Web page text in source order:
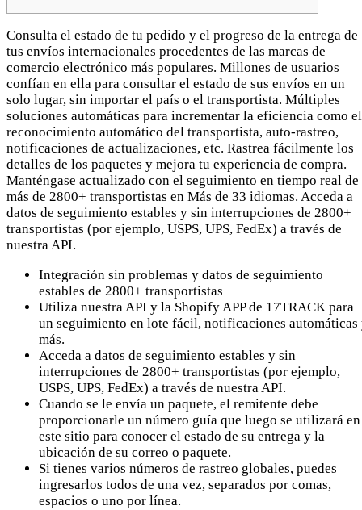
Consulta el estado de tu pedido y el progreso de la entrega de
tus envíos internacionales procedentes de las marcas de
comercio electrónico más populares. Millones de usuarios
confían en ella para consultar el estado de sus envíos en un
solo lugar, sin importar el país o el transportista. Múltiples
soluciones automáticas para incrementar la eficiencia como el
reconocimiento automático del transportista, auto-rastreo,
notificaciones de actualizaciones, etc. Rastrea fácilmente los
detalles de los paquetes y mejora tu experiencia de compra.
Manténgase actualizado con el seguimiento en tiempo real de
más de 2800+ transportistas en Más de 33 idiomas. Acceda a
datos de seguimiento estables y sin interrupciones de 2800+
transportistas (por ejemplo, USPS, UPS, FedEx) a través de
nuestra API.
Integración sin problemas y datos de seguimiento
estables de 2800+ transportistas
Utiliza nuestra API y la Shopify APP de 17TRACK para
un seguimiento en lote fácil, notificaciones automáticas
más.
Acceda a datos de seguimiento estables y sin
interrupciones de 2800+ transportistas (por ejemplo,
USPS, UPS, FedEx) a través de nuestra API.
Cuando se le envía un paquete, el remitente debe
proporcionarle un número guía que luego se utilizará en
este sitio para conocer el estado de su entrega y la
ubicación de su correo o paquete.
Si tienes varios números de rastreo globales, puedes
ingresarlos todos de una vez, separados por comas,
espacios o uno por línea.